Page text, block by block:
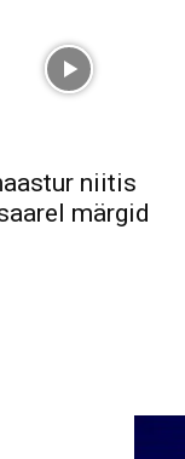
niitis
märgid